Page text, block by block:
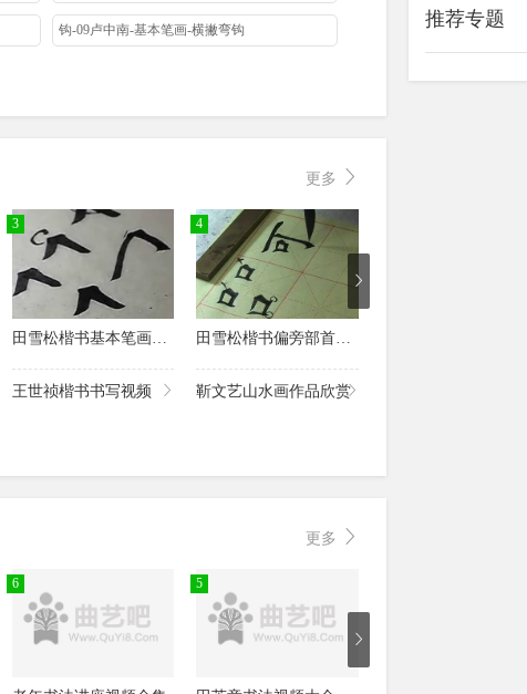
钩-09卢中南-基本笔画-横撇弯钩
更多
3
田雪松楷书基本笔画讲解视频
4
王世祯楷书书写视频 靳文艺山水画作品欣赏
更多
6 5
推荐专题